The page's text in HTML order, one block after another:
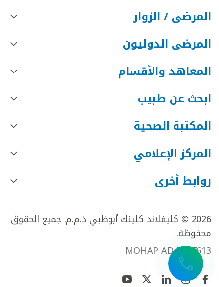
المرضى / الزوار
المرضى الدوليون
المعاهد والأقسام
ابحث عن طبيب
المكتبة الصحية
المركز الإعلامي
روابط أخرى
2026 © كليفلاند كلينك أبوظبي ذ.م.م. جميع الحقوق
محفوظة.
MOHAP AD FR27613